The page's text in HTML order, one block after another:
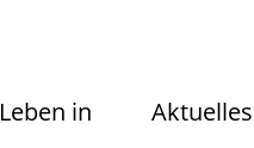
Leben in Aktuelles